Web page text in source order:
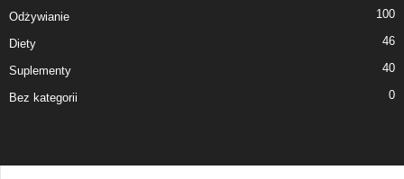
Odżywianie 100
Diety 46
Suplementy 40
Bez kategorii 0